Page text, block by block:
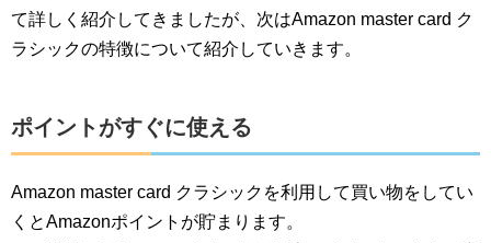
て詳しく紹介してきましたが、次はAmazon master card ク
ラシックの特徴について紹介していきます。
ポイントがすぐに使える
Amazon master card クラシックを利用して買い物をしてい
くとAmazonポイントが貯まります。